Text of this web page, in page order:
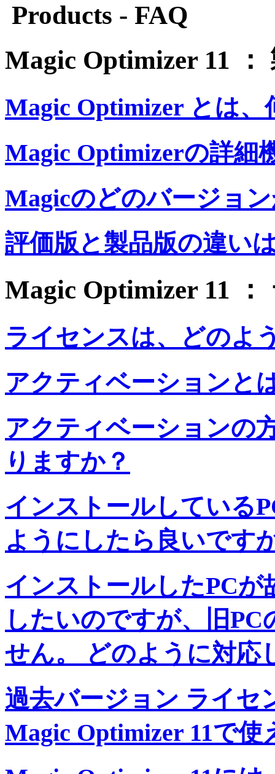
Products - FAQ
Magic Optimizer 11 ：
Magic Optimizer とは、
Magic Optimizerの詳細
Magicのどのバージョ
評価版と製品版の違い
Magic Optimizer 11
ライセンスは、どのよ
アクティベーションと
アクティベーションの
りますか？
インストールしている
ようにしたら良いです
インストールしたPCが
したいのですが、旧
せん。 どのように対応
過去バージョン ライセ
Magic Optimizer 11で使